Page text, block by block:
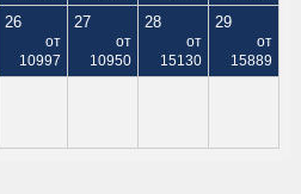
26
от
10997
27
от
10950
28
от
15130
29
от
15889